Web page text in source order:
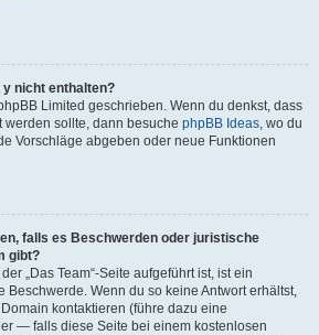
nicht enthalten?
Limited geschrieben. Wenn du denkst, dass
sollte, dann besuche phpBB Ideas, wo du
Vorschläge abgeben oder neue Funktionen
falls es Beschwerden oder juristische
gibt?
„Das Team“-Seite aufgeführt ist, ist ein
Beschwerde. Wenn du so keine Antwort erhältst,
kontaktieren (führe dazu eine
— falls diese Seite bei einem kostenlosen